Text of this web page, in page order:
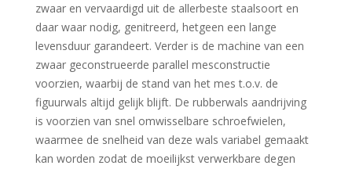
zwaar en vervaardigd uit de allerbeste staalsoort en
daar waar nodig, genitreerd, hetgeen een lange
levensduur garandeert. Verder is de machine van een
zwaar geconstrueerde parallel mesconstructie
voorzien, waarbij de stand van het mes t.o.v. de
figuurwals altijd gelijk blijft. De rubberwals aandrijving
is voorzien van snel omwisselbare schroefwielen,
waarmee de snelheid van deze wals variabel gemaakt
kan worden zodat de moeilijkst verwerkbare degen